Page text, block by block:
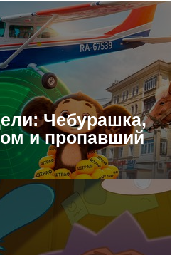
Чебурашка,
и пропавший